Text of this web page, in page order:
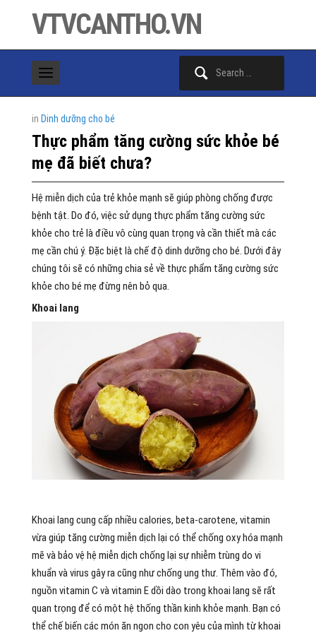
VTVCANTHO.VN
in Dinh dưỡng cho bé
Thực phẩm tăng cường sức khỏe bé
mẹ đã biết chưa?
Hệ miễn dịch của trẻ khỏe mạnh sẽ giúp phòng chống được
bệnh tật. Do đó, việc sử dụng thực phẩm tăng cường sức
khỏe cho trẻ là điều vô cùng quan trọng và cần thiết mà các
mẹ cần chú ý. Đặc biệt là chế độ dinh dưỡng cho bé. Dưới đây
chúng tôi sẽ có những chia sẻ về thực phẩm tăng cường sức
khỏe cho bé mẹ đừng nên bỏ qua.
Khoai lang
Khoai lang cung cấp nhiều calories, beta-carotene, vitamin
vừa giúp tăng cường miễn dịch lại có thể chống oxy hóa mạnh
mẽ và bảo vệ hệ miễn dịch chống lại sự nhiễm trùng do vi
khuẩn và virus gây ra cũng như chống ung thư. Thêm vào đó,
nguồn vitamin C và vitamin E dồi dào trong khoai lang sẽ rất
quan trọng để có một hệ thống thần kinh khỏe mạnh. Bạn có
thể chế biến các món ăn ngon cho con yêu của mình từ khoai